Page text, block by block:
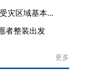
灾区域基本...
者整装出发
更多